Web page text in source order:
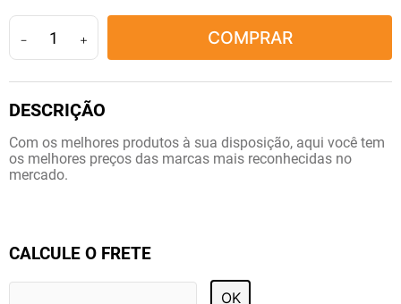
＋
－ COMPRAR
Com os melhores produtos à sua disposição, aqui você tem
os melhores preços das marcas mais reconhecidas no
mercado.
CALCULE O FRETE
OK